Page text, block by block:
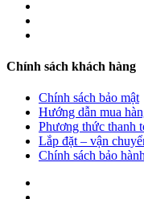
Chính sách khách hàng
Chính sách bảo mật
Hướng dẫn mua
Phương thức thanh
Lắp đặt – vận
Chính sách bảo hành